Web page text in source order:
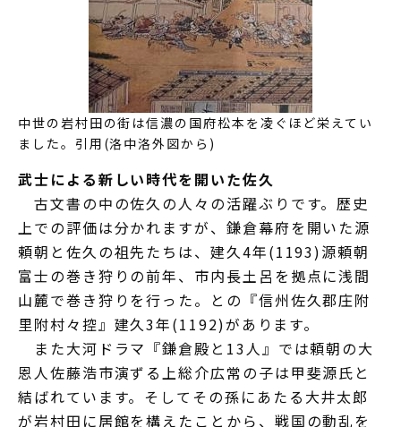
中世の岩村田の街は信濃の国府松本を凌ぐほど栄えてい
ました。引用(洛中洛外図から)
武士による新しい時代を開いた佐久
古文書の中の佐久の人々の活躍ぶりです。歴史
上での評価は分かれますが、鎌倉幕府を開いた源
頼朝と佐久の祖先たちは、建久4年(1193)源頼朝
富士の巻き狩りの前年、市内長土呂を拠点に浅間
山麓で巻き狩りを行った。との『信州佐久郡庄附
里附村々控』建久3年(1192)があります。
また大河ドラマ『鎌倉殿と13人』では頼朝の大
恩人佐藤浩市演ずる上総介広常の子は甲斐源氏と
結ばれています。そしてその孫にあたる大井太郎
が岩村田に居館を構えたことから、戦国の動乱を